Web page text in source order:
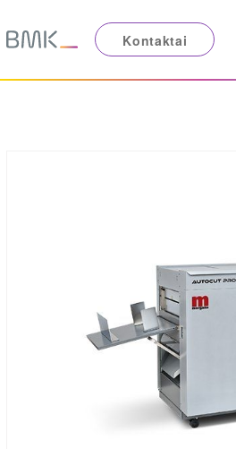
Kontaktai